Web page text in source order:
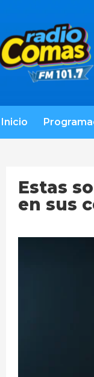
Inicio
Estas
en sus